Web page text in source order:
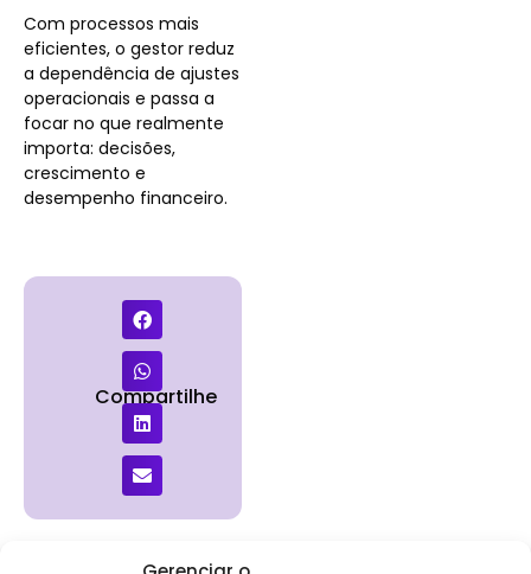
Com processos mais
eficientes, o gestor reduz
a dependência de ajustes
operacionais e passa a
focar no que realmente
importa: decisões,
crescimento e
desempenho financeiro.
Compartilhe